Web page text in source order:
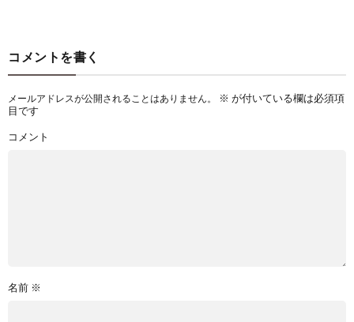
コメントを書く
メールアドレスが公開されることはありません。 ※ が付いている欄は必須項
目です
コメント
名前 ※